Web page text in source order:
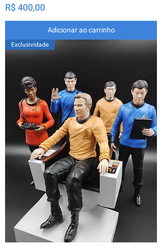
Preço
R$ 400,00
Adicionar ao carrinho
Exclusividade